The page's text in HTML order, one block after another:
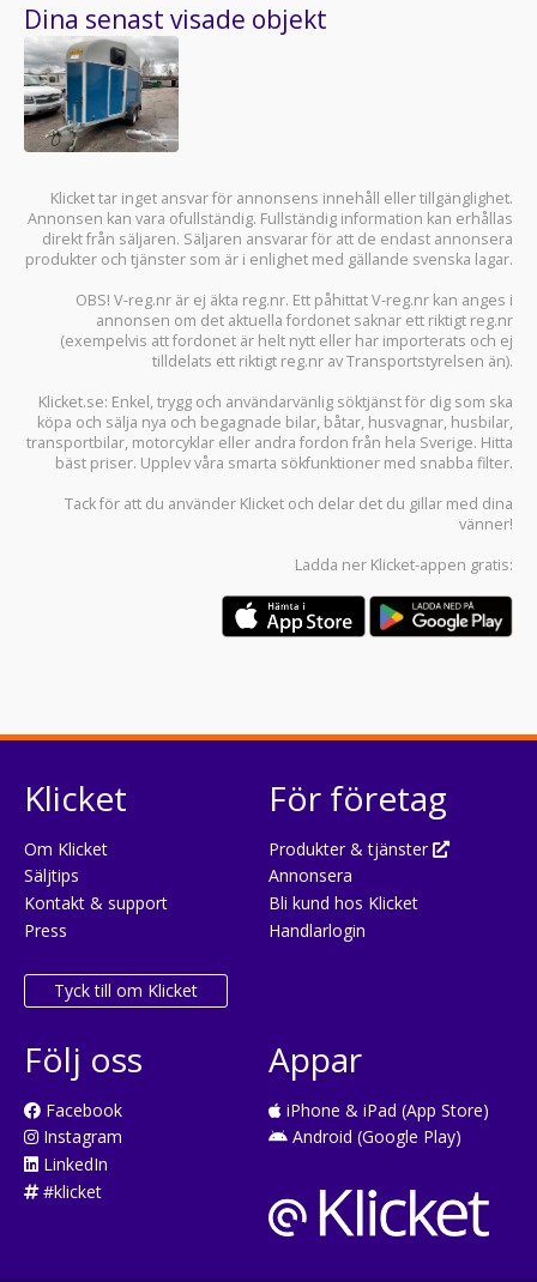
Dina senast visade objekt
Klicket tar inget ansvar för annonsens innehåll eller tillgänglighet.
Annonsen kan vara ofullständig. Fullständig information kan erhållas
direkt från säljaren. Säljaren ansvarar för att de endast annonsera
produkter och tjänster som är i enlighet med gällande svenska lagar.
OBS! V-reg.nr är ej äkta reg.nr. Ett påhittat V-reg.nr kan anges i
annonsen om det aktuella fordonet saknar ett riktigt reg.nr
(exempelvis att fordonet är helt nytt eller har importerats och ej
tilldelats ett riktigt reg.nr av Transportstyrelsen än).
Klicket.se: Enkel, trygg och användarvänlig söktjänst för dig som ska
köpa och sälja nya och begagnade bilar, båtar, husvagnar, husbilar,
transportbilar, motorcyklar eller andra fordon från hela Sverige. Hitta
bäst priser. Upplev våra smarta sökfunktioner med snabba filter.
Tack för att du använder Klicket och delar det du gillar med dina
vänner!
Ladda ner Klicket-appen gratis:
Klicket
Om Klicket
Säljtips
Kontakt & support
Press
Tyck till om Klicket
För företag
Produkter & tjänster
Annonsera
Bli kund hos Klicket
Handlarlogin
Följ oss
Facebook
Instagram
LinkedIn
#klicket
Appar
iPhone & iPad (App Store)
Android (Google Play)